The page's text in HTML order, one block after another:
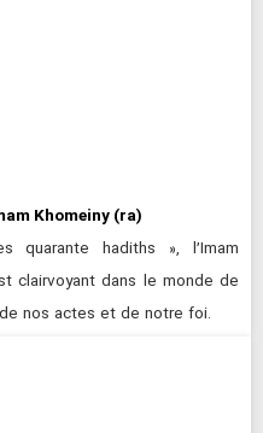
Khomeiny (ra)
quarante hadiths », l’Imam
clairvoyant dans le monde de
nos actes et de notre foi.